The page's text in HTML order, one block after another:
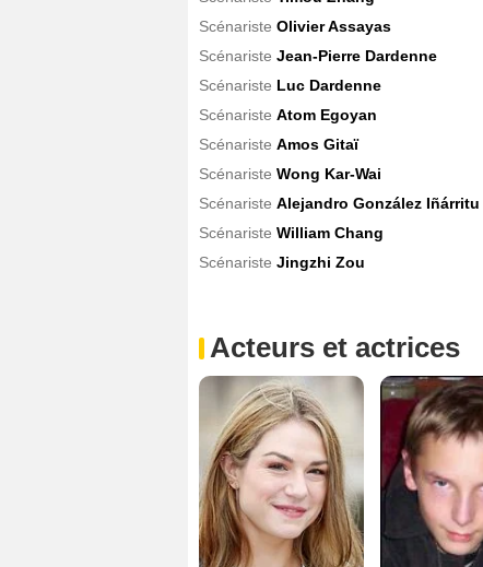
Scénariste Olivier Assayas
Scénariste Jean-Pierre Dardenne
Scénariste Luc Dardenne
Scénariste Atom Egoyan
Scénariste Amos Gitaï
Scénariste Wong Kar-Wai
Scénariste Alejandro González Iñárritu
Scénariste William Chang
Scénariste Jingzhi Zou
Acteurs et actrices